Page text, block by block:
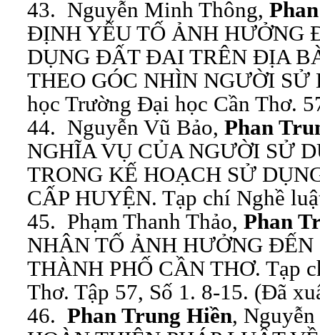
43. Nguyễn Minh Thông,
ĐỊNH YẾU TỐ ẢNH HƯỞNG
DỤNG ĐẤT ĐAI TRÊN ĐỊA
THEO GÓC NHÌN NGƯỜI
học Trường Đại học Cần Thơ.
44. Nguyễn Vũ Bảo, Phan
NGHĨA VỤ CỦA NGƯỜI SỬ
TRONG KẾ HOẠCH SỬ
CẤP HUYỆN. Tạp chí Nghề
45. Phạm Thanh Thảo, Phan
NHÂN TỐ ẢNH HƯỞNG
THÀNH PHỐ CẦN THƠ. Tạp
Thơ. Tập 57, Số 1. 8-15. (Đã
46. Phan Trung Hiền,